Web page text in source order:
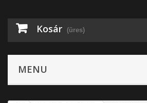
Kosár (üres)
MENU